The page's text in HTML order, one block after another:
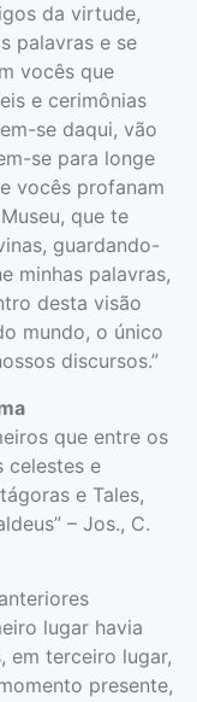
da virtude,
palavras e se
vocês que
e cerimônias
se daqui, vão
se para longe
vocês profanam
que te
guardando-
minhas palavras,
desta visão
mundo, o único
discursos.”
que entre os
celestes e
e Tales,
– Jos., C.
lugar havia
em terceiro lugar,
presente,